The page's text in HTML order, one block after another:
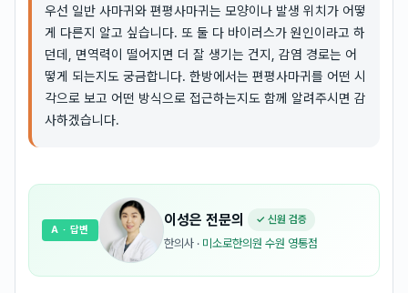
우선 일반 사마귀와 편평사마귀는 모양이나 발생 위치가 어떻
게 다른지 알고 싶습니다. 또 둘 다 바이러스가 원인이라고 하
던데, 면역력이 떨어지면 더 잘 생기는 건지, 감염 경로는 어
떻게 되는지도 궁금합니다. 한방에서는 편평사마귀를 어떤 시
각으로 보고 어떤 방식으로 접근하는지도 함께 알려주시면 감
사하겠습니다.
이성은 전문의 ✓ 신원 검증
한의사 · 미소로한의원 수원 영통점
A · 답변